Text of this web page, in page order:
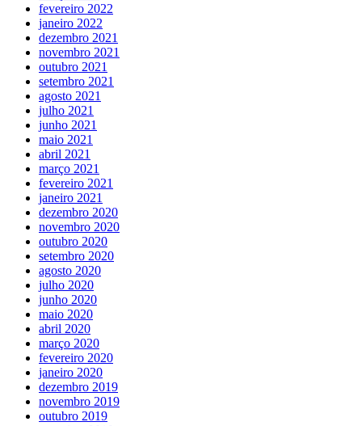
fevereiro 2022
janeiro 2022
dezembro 2021
novembro 2021
outubro 2021
setembro 2021
agosto 2021
julho 2021
junho 2021
maio 2021
abril 2021
março 2021
fevereiro 2021
janeiro 2021
dezembro 2020
novembro 2020
outubro 2020
setembro 2020
agosto 2020
julho 2020
junho 2020
maio 2020
abril 2020
março 2020
fevereiro 2020
janeiro 2020
dezembro 2019
novembro 2019
outubro 2019